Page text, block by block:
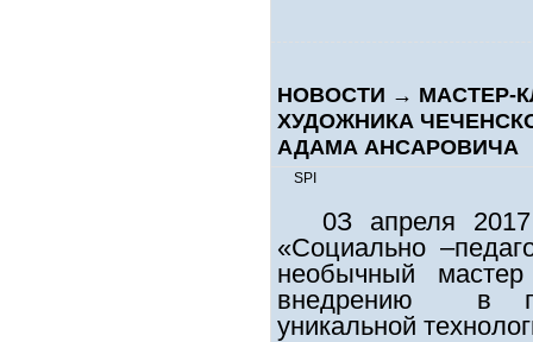
НОВОСТИ → МАСТЕР-
ХУДОЖНИКА
АДАМА АНСАРОВИЧА
SPI
0З апреля
«Социально
необычный
внедрению в
уникальной